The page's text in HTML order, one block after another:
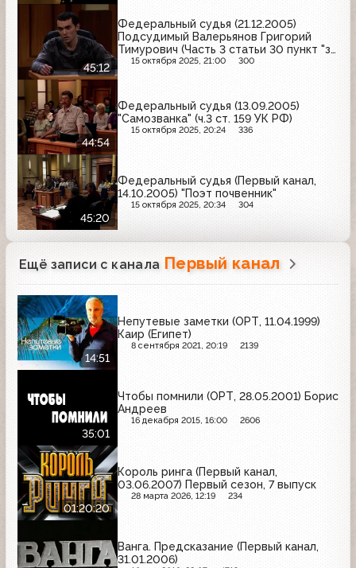
45:12
Федеральный судья (21.12.2005)
Подсудимый Валерьянов Григорий
Тимурович (Часть 3 статьи 30 пункт "з"
части 2 статьи 105 УК РФ)
15 октября 2025, 21:00 300
44:54
Федеральный судья (13.09.2005)
"Самозванка" (ч.3 ст. 159 УК РФ)
15 октября 2025, 20:24 336
45:20
Федеральный судья (Первый канал,
14.10.2005) "Поэт почвенник"
15 октября 2025, 20:34 304
Ещё записи с канала Первый канал
14:51
Непутевые заметки (ОРТ, 11.04.1999)
Каир (Египет)
8 сентября 2021, 20:19 2139
35:01
Чтобы помнили (ОРТ, 28.05.2001) Борис
Андреев
16 декабря 2015, 16:00 2606
01:20:20
Король ринга (Первый канал,
03.06.2007) Первый сезон, 7 выпуск
28 марта 2026, 12:19 234
Ванга. Предсказание (Первый канал,
31.01.2006)